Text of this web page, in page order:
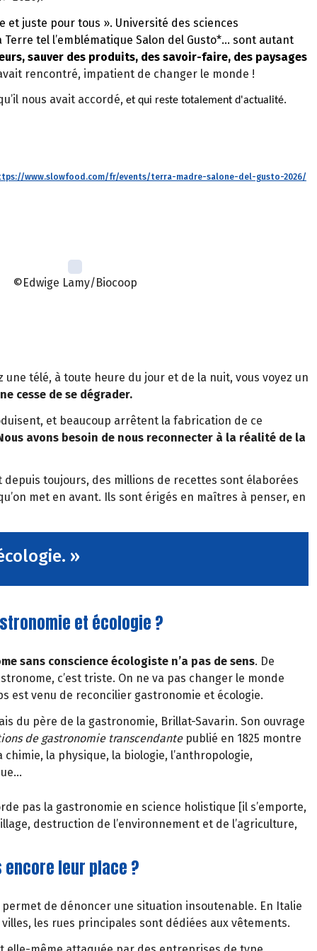
juste pour tous ». Université des sciences
tel l’emblématique Salon del Gusto*… sont autant
sauver des produits, des savoir-faire, des paysages
rencontré, impatient de changer le monde !
nous avait accordé, et qui reste totalement d'actualité.
www.slowfood.com/fr/events/terra-madre-salone-del-gusto-2026/
©Edwige Lamy/Biocoop
une télé, à toute heure du jour et de la nuit, vous voyez un
cesse de se dégrader.
et beaucoup arrêtent la fabrication de ce
avons besoin de nous reconnecter à la réalité de la
toujours, des millions de recettes sont élaborées
met en avant. Ils sont érigés en maîtres à penser, en
»
et écologie ?
sans conscience écologiste n’a pas de sens. De
c’est triste. On ne va pas changer le monde
est venu de reconcilier gastronomie et écologie.
du père de la gastronomie, Brillat-Savarin. Son ouvrage
de gastronomie transcendantepublié en 1825 montre
la physique, la biologie, l’anthropologie,
pas la gastronomie en science holistique [il s’emporte,
destruction de l’environnement et de l’agriculture,
leur place ?
de dénoncer une situation insoutenable. En Italie
les rues principales sont dédiées aux vêtements.